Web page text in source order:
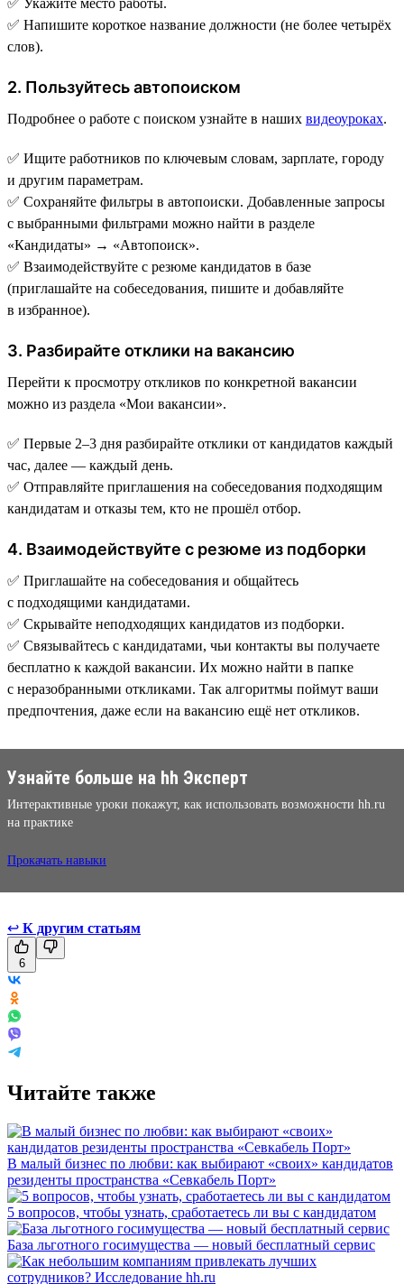
✅ Напишите короткое название должности (не более четырёх
слов).
2. Пользуйтесь автопоиском
Подробнее о работе с поиском узнайте в наших видеоуроках.
✅ Ищите работников по ключевым словам, зарплате, городу
и другим параметрам.
✅ Сохраняйте фильтры в автопоиски. Добавленные запросы
с выбранными фильтрами можно найти в разделе
«Кандидаты» → «Автопоиск».
✅ Взаимодействуйте с резюме кандидатов в базе
(приглашайте на собеседования, пишите и добавляйте
в избранное).
3. Разбирайте отклики на вакансию
Перейти к просмотру откликов по конкретной вакансии
можно из раздела «Мои вакансии».
✅ Первые 2–3 дня разбирайте отклики от кандидатов каждый
час, далее — каждый день.
✅ Отправляйте приглашения на собеседования подходящим
кандидатам и отказы тем, кто не прошёл отбор.
4. Взаимодействуйте с резюме из подборки
✅ Приглашайте на собеседования и общайтесь
с подходящими кандидатами.
✅ Скрывайте неподходящих кандидатов из подборки.
✅ Связывайтесь с кандидатами, чьи контакты вы получаете
бесплатно к каждой вакансии. Их можно найти в папке
с неразобранными откликами. Так алгоритмы поймут ваши
предпочтения, даже если на вакансию ещё нет откликов.
Узнайте больше на hh Эксперт
Интерактивные уроки покажут, как использовать возможности hh.ru
на практике
Прокачать навыки
↩ К другим статьям
6
Читайте также
В малый бизнес по любви: как выбирают «своих» кандидатов
резиденты пространства «Севкабель Порт»
5 вопросов, чтобы узнать, сработаетесь ли вы с кандидатом
База льготного госимущества — новый бесплатный сервис